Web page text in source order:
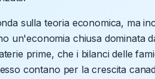
sulla teoria economica, ma
un'economia chiusa dominata
prime, che i bilanci delle
contano per la crescita